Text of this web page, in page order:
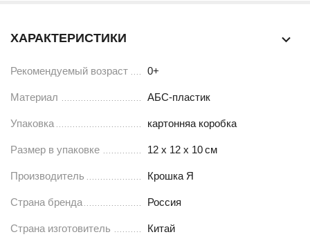
ХАРАКТЕРИСТИКИ
Рекомендуемый возраст 0+
Материал АБС-пластик
Упаковка картонняа коробка
Размер в упаковке 12 х 12 х 10см
Производитель Крошка Я
Страна бренда Россия
Страна изготовитель Китай